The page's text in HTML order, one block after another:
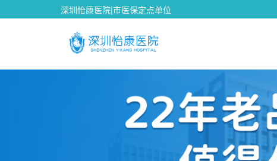
深圳怡康医院|市医保定点单位